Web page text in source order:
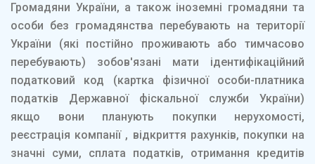
Громадяни України, а також іноземні громадяни та
особи без громадянства перебувають на території
України (які постійно проживають або тимчасово
перебувають) зобов'язані мати ідентифікаційний
податковий код (картка фізичної особи-платника
податків Державної фіскальної служби України)
якщо вони планують покупки нерухомості,
реєстрація компанії , відкриття рахунків, покупки на
значні суми, сплата податків, отримання кредитів